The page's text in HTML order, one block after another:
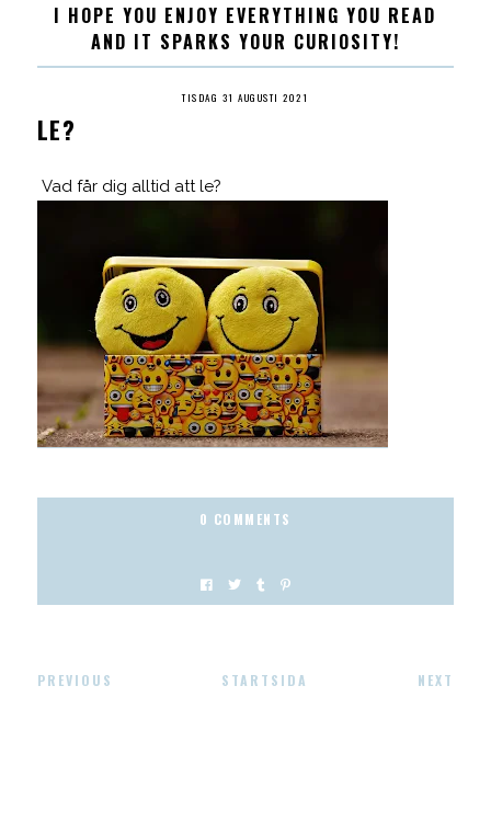
I HOPE YOU ENJOY EVERYTHING YOU READ
AND IT SPARKS YOUR CURIOSITY!
TISDAG 31 AUGUSTI 2021
LE?
Vad får dig alltid att le?
0 COMMENTS
PREVIOUS STARTSIDA NEXT